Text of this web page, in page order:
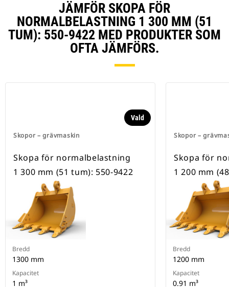
JÄMFÖR SKOPA FÖR
NORMALBELASTNING 1 300 MM (51
TUM): 550-9422 MED PRODUKTER SOM
OFTA JÄMFÖRS.
Skopor – grävmaskin
Vald
Skopa för normalbelastning
1 300 mm (51 tum): 550-9422
Bredd
1300 mm
Kapacitet
1 m³
Skopor –
Skopa för
1 200 mm
Bredd
1200 mm
Kapacitet
0.91 m³